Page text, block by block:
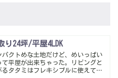
り24坪/平屋4LDK
パクトめな土地だけど、めいっぱい
て平屋が出来ちゃった。リビングと
るタタミはフレキシブルに使えてや